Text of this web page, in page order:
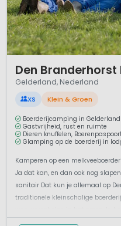
Den
Gelderland, Nederland
XS Klein & Groen
Boerderijcamping in Gelderland
Gastvrijheid, rust en ruimte
Dieren knuffelen,
Glamping op de boerderij in
Kamperen op een
Ja dat kan, en dan ook nog
sanitair Dat kun je allemaal op
traditionele kleinschalige